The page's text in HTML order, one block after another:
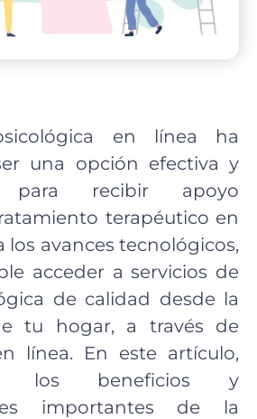
en línea ha
una opción efectiva y
para recibir apoyo
terapéutico en
los avances tecnológicos,
acceder a servicios de
de calidad desde la
tu hogar, a través de
línea. En este artículo,
los beneficios y
importantes de la